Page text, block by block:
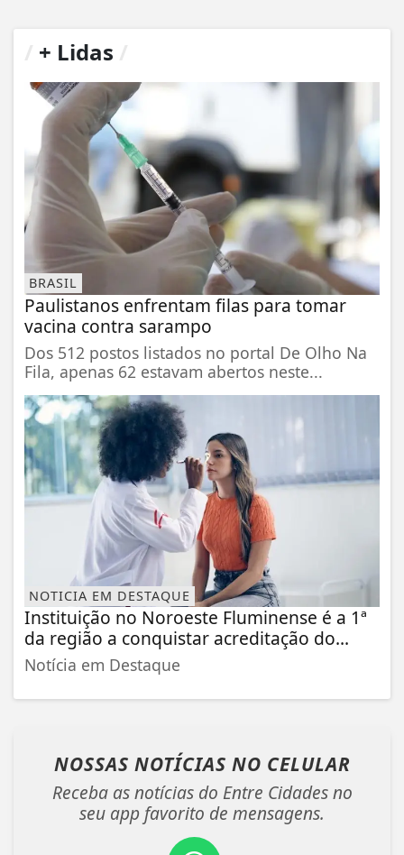
+ Lidas
BRASIL
Paulistanos enfrentam filas para tomar
vacina contra sarampo
Dos 512 postos listados no portal De Olho Na
Fila, apenas 62 estavam abertos neste...
NOTICIA EM DESTAQUE
Instituição no Noroeste Fluminense é a 1ª
da região a conquistar acreditação do...
Notícia em Destaque
NOSSAS NOTÍCIAS NO CELULAR
Receba as notícias do Entre Cidades no
seu app favorito de mensagens.